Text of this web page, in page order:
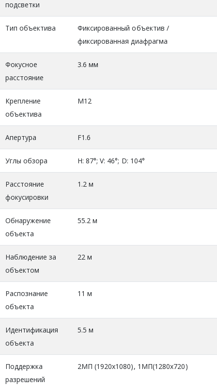
подсветки
Тип объектива
Фиксированный объектив /
фиксированная диафрагма
Фокусное
расстояние
3.6 мм
Крепление
объектива
М12
Апертура F1.6
Углы обзора H: 87°; V: 46°; D: 104°
Расстояние
фокусировки
1.2 м
Обнаружение
объекта
55.2 м
Наблюдение за
объектом
22 м
Распознание
объекта
11 м
Идентификация
объекта
5.5 м
Поддержка
разрешений
2МП (1920x1080), 1МП(1280x720)